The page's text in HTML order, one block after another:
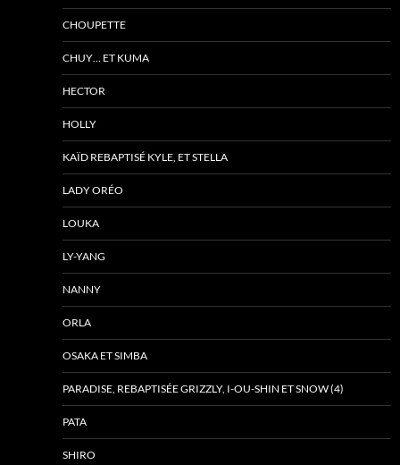
CHOUPETTE
CHUY… ET KUMA
HECTOR
HOLLY
KAÏD REBAPTISÉ KYLE, ET STELLA
LADY ORÉO
LOUKA
LY-YANG
NANNY
ORLA
OSAKA ET SIMBA
PARADISE, REBAPTISÉE GRIZZLY, I-OU-SHIN ET SNOW (4)
PATA
SHIRO